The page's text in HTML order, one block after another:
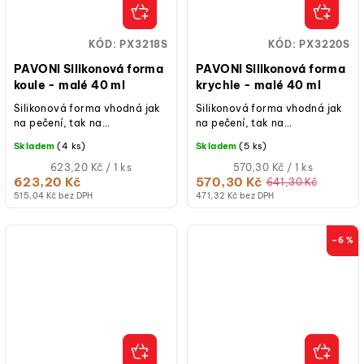
PAVONI Silikonová forma
koule - malé 40 ml
515,04 Kč bez DPH
623,20 Kč
Měrná
cena:
623,20 Kč / 1 ks
Skladem (4 ks)
Silikonová forma vhodná jak
na pečení, tak na
KÓD: PX3218S
PAVONI Silikonová forma
krychle - malé 40 ml
471,32 Kč bez DPH
570,30 Kč 641,30 Kč
Měrná
cena:
570,30 Kč / 1 ks
Skladem (5 ks)
Silikonová forma vhodná jak
na pečení, tak na
KÓD: PX3220S
–6 %